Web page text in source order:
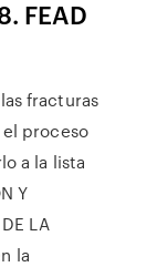
FEAD
fracturas
proceso
a la lista
Y
LA
la